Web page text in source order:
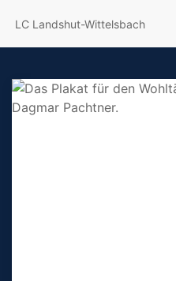
LC Landshut-Wittelsbach